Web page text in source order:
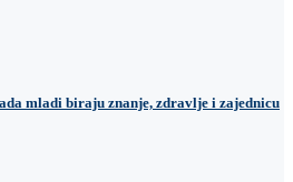
mladi biraju znanje, zdravlje i zajednicu